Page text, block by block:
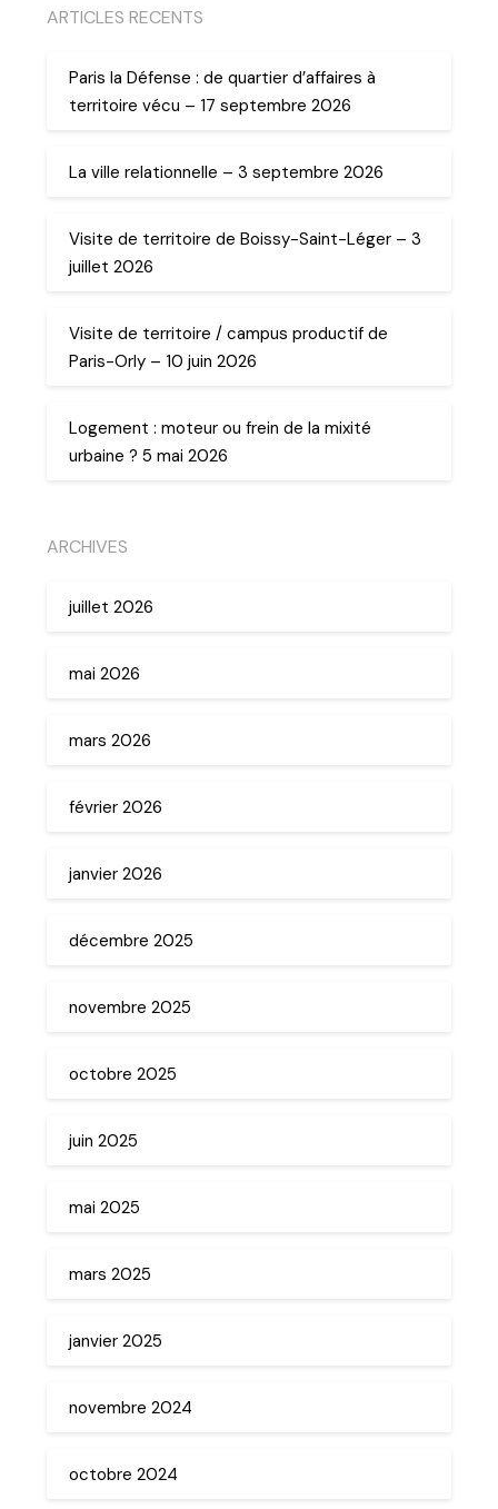
ARTICLES RECENTS
Paris la Défense : de quartier d’affaires à
territoire vécu – 17 septembre 2026
La ville relationnelle – 3 septembre 2026
Visite de territoire de Boissy-Saint-Léger – 3
juillet 2026
Visite de territoire / campus productif de
Paris-Orly – 10 juin 2026
Logement : moteur ou frein de la mixité
urbaine ? 5 mai 2026
ARCHIVES
juillet 2026
mai 2026
mars 2026
février 2026
janvier 2026
décembre 2025
novembre 2025
octobre 2025
juin 2025
mai 2025
mars 2025
janvier 2025
novembre 2024
octobre 2024